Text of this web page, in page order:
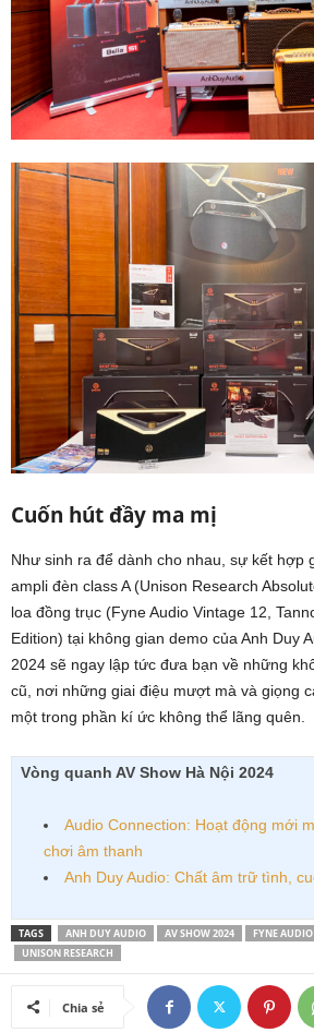
Cuốn hút đầy ma mị
Như sinh ra để dành cho nhau, sự kết hợp
ampli đèn class A (Unison Research
loa đồng trục (Fyne Audio Vintage 12,
Edition) tại không gian demo của Anh Duy
2024 sẽ ngay lập tức đưa bạn về những
cũ, nơi những giai điệu mượt mà và giọng
một trong phần kí ức không thể lãng quên.
Vòng quanh AV Show Hà Nội 2024
Audio Connection: Hoạt động mới
chơi âm thanh
Anh Duy Audio: Chất âm trữ tình,
TAGS ANH DUY AUDIO AV SHOW 2024 FYNE AUDIO
UNISON RESEARCH
Chia sẻ